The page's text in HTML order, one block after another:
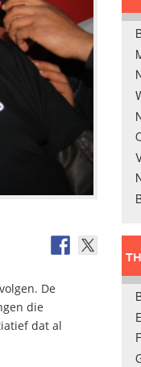
De
die
dat al